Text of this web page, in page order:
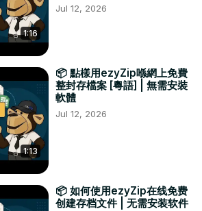
1:16
Jul 12, 2026
1:13
📦 點樣用ezyZip喺網上免費
整封存檔案 [粵語] | 無需安裝
軟體
Jul 12, 2026
📦 如何使用ezyZip在线免费
创建存档文件 | 无需安装软件